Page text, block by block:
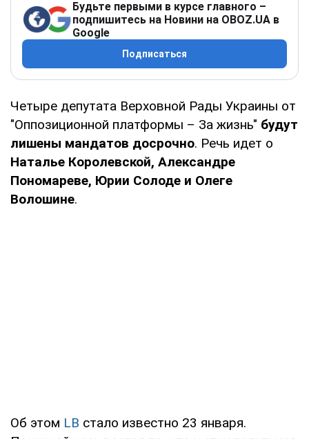
Будьте первыми в курсе главного –
подпишитесь на Новини на OBOZ.UA в
Google
Подписаться
Четыре депутата Верховной Рады Украины от
"Оппозиционной платформы – За жизнь" будут
лишены мандатов досрочно. Речь идет о
Наталье Королевской, Александре
Пономареве, Юрии Солоде и Олеге
Волошине.
Об этом LB стало известно 23 января.